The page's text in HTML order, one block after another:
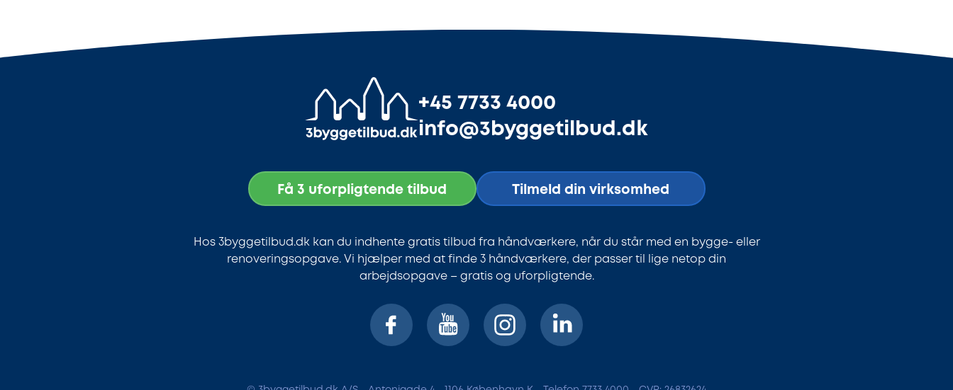
+45 7733 4000
info@3byggetilbud.dk
Få 3 uforpligtende tilbud Tilmeld din virksomhed
Hos 3byggetilbud.dk kan du indhente gratis tilbud fra håndværkere, når du står med en bygge- eller
renoveringsopgave. Vi hjælper med at finde 3 håndværkere, der passer til lige netop din
arbejdsopgave – gratis og uforpligtende.